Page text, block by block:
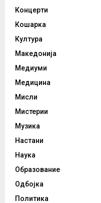
Концерти
Кошарка
Култура
Македонија
Медиуми
Медицина
Мисли
Мистерии
Музика
Настани
Наука
Образование
Одбојка
Политика